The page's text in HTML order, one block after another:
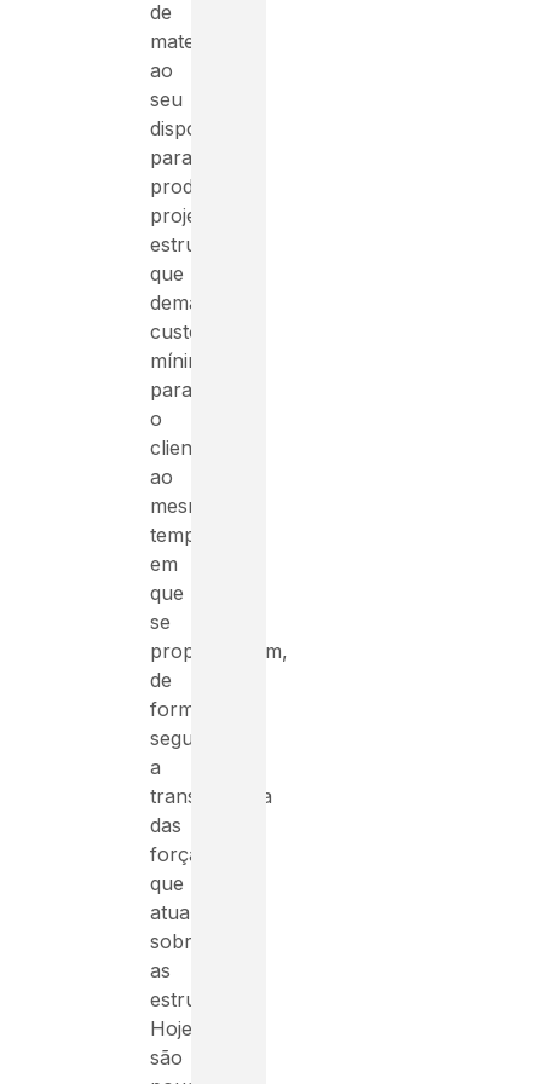
de
materiais
ao
seu
dispor
para
produzir
projetos
estruturais
que
demandem
custo
mínimo
para
o
cliente,
ao
mesmo
tempo
em
que
se
proporcionem,
de
forma
segura,
a
transferência
das
forças
que
atuam
sobre
as
estruturas.
Hoje,
são